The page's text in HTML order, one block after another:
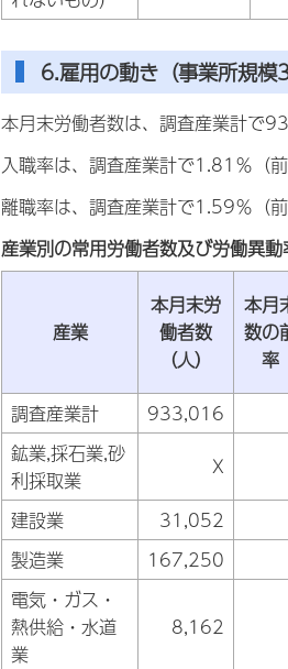
6.雇用の動き（事業所規模
本月末労働者数は、調査産業計で
入職率は、調査産業計で1.81％（
離職率は、調査産業計で1.59％（
産業別の常用労働者数及び労働異
産業
本月末労
働者数
（人）
本月
数の
率
調査産業計
933,016
鉱業,採石業,砂
利採取業
X
建設業
31,052
製造業
167,250
電気・ガス・
熱供給・水道
業
8,162